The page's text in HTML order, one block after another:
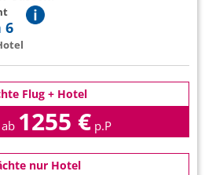
6
Flug + Hotel
1255 € p.P
nur Hotel